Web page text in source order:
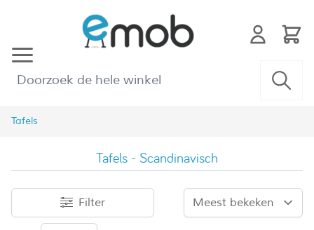
Tafels
Tafels - Scandinavisch
Filter